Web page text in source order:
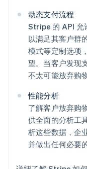
动态支付流程
Stripe 的 API 允
以满足其客户群
模式等定制选项
望。当客户发现
不太可能放弃购
性能分析
了解客户放弃购
供全面的分析工
析这些数据，企
并做出任何必要
阿联酋
English
English
爱沙尼亚
English
奥地利
DeutschEnglish
澳大利亚